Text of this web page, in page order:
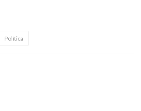
Política